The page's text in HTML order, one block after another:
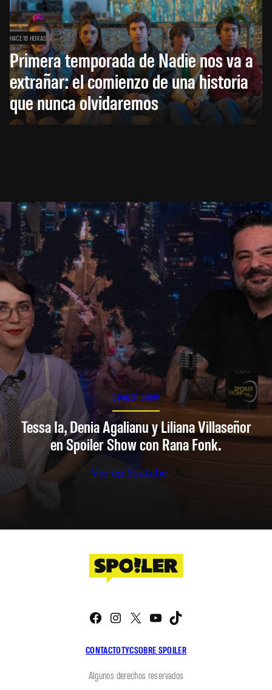
HACE 18 HORAS
Primera temporada de Nadie nos va a
extrañar: el comienzo de una historia
que nunca olvidaremos
SPOILER SHOW
Tessa Ia, Denia Agalianu y Liliana Villaseñor
en Spoiler Show con Rana Fonk.
Ver en Youtube
CONTACTOTYCSOBRE SPOILER
Facebook
Instagram
X YouTube
Algunos derechos reservados